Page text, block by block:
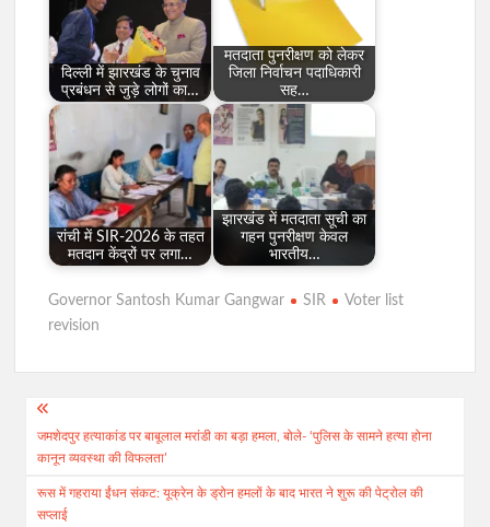
दिल्ली में झारखंड के चुनाव
प्रबंधन से जुड़े लोगों का…
मतदाता पुनरीक्षण को लेकर
जिला निर्वाचन पदाधिकारी
सह…
रांची में SIR-2026 के तहत
मतदान केंद्रों पर लगा…
झारखंड में मतदाता सूची का
गहन पुनरीक्षण केवल
भारतीय…
Governor Santosh Kumar Gangwar SIR
Voter list
revision
Post
navigation
जमशेदपुर हत्याकांड पर बाबूलाल मरांडी का बड़ा हमला, बोले- ‘पुलिस के सामने हत्या होना
कानून व्यवस्था की विफलता’
रूस में गहराया ईंधन संकट: यूक्रेन के ड्रोन हमलों के बाद भारत ने शुरू की पेट्रोल की
सप्लाई